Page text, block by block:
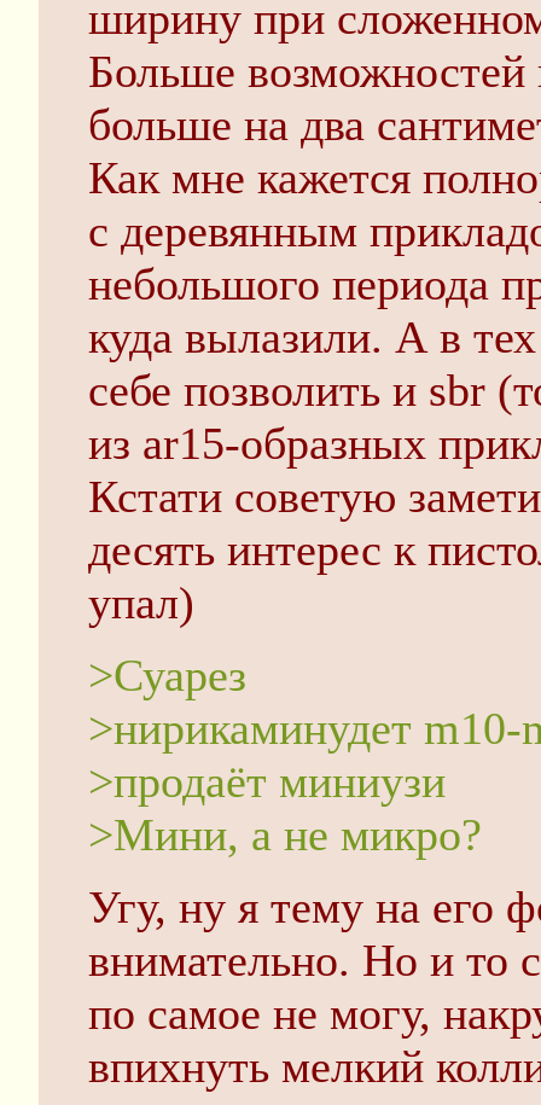
ширину при
Больше
больше на два
Как мне кажется
с деревянным
небольшого периода
куда вылазили. А в
себе позволить и sbr
из ar15-образных
Кстати советую
десять интерес к
упал)
>Суарез
>нирикаминудет m10-
>продаёт миниузи
>Мини, а не микро?
Угу, ну я тему на его
внимательно. Но и то
по самое не могу,
впихнуть мелкий